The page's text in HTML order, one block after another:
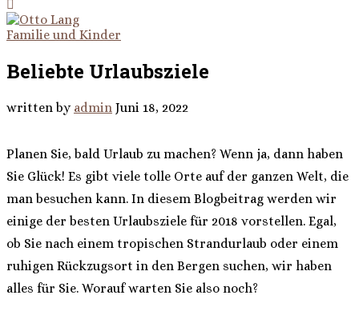
Familie und Kinder
Beliebte Urlaubsziele
written by admin Juni 18, 2022
Planen Sie, bald Urlaub zu machen? Wenn ja, dann haben
Sie Glück! Es gibt viele tolle Orte auf der ganzen Welt, die
man besuchen kann. In diesem Blogbeitrag werden wir
einige der besten Urlaubsziele für 2018 vorstellen. Egal,
ob Sie nach einem tropischen Strandurlaub oder einem
ruhigen Rückzugsort in den Bergen suchen, wir haben
alles für Sie. Worauf warten Sie also noch?